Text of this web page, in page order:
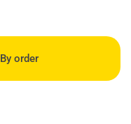
By order